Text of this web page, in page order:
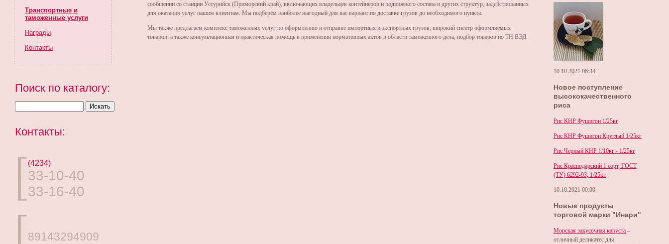
Транспортные и
таможенные услуги
Награды
Контакты
Поиск по каталогу:
Контакты:
(4234)
33-10-40
33-16-40
89143294909
сообщении со станции Уссурийск (Приморский край), включающих владельцев контейнеров и подвижного состава и других структур, задействованных
для оказания услуг нашим клиентам. Мы подберём наиболее выгодный для вас вариант по доставке грузов до необходимого пункта.
Мы также предлагаем комплекс таможенных услуг по оформлению и отправке импортных и экспортных грузов; широкий спектр оформляемых
товаров; а также консультационная и практическая помощь в применении нормативных актов в области таможенного дела, подбор товаров по ТН ВЭД.
10.10.2021 06:34
Новое поступление
высококачественного
риса
Рис КНР Фушигон 1/25кг
Рис КНР Фушигон Круглый 1/25кг
Рис Черный КНР 1/10кг - 1/25кг
Рис Краснодарский 1 сорт, ГОСТ
(ТУ) 6292-93, 1/25кг
10.10.2021 00:00
Новые продукты
торговой марки "Инари"
Морская закусочная капуста –
отличный деликатес для